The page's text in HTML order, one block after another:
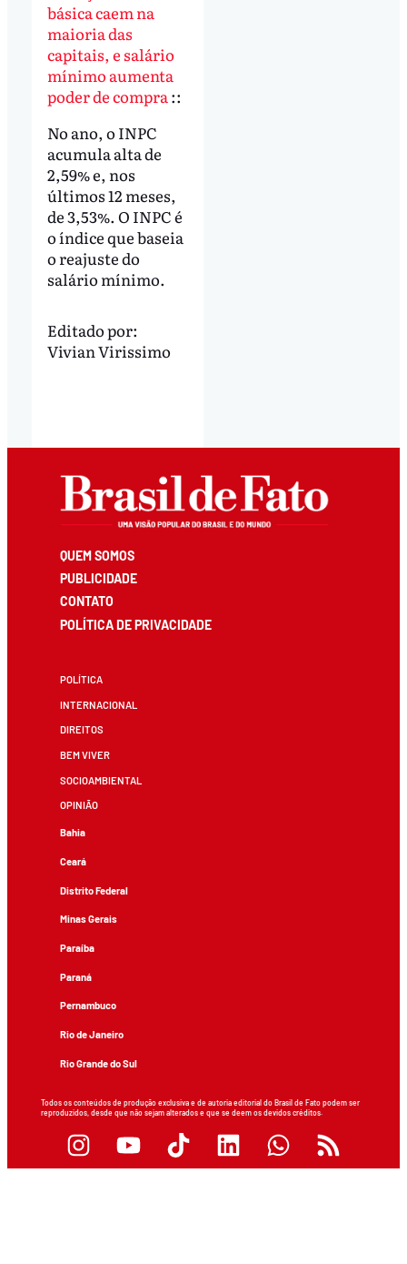
básica caem na
maioria das
capitais, e salário
mínimo aumenta
poder de compra ::
No ano, o INPC
acumula alta de
2,59% e, nos
últimos 12 meses,
de 3,53%. O INPC é
o índice que baseia
o reajuste do
salário mínimo.
Editado por:
Vivian Virissimo
QUEM SOMOS
PUBLICIDADE
CONTATO
POLÍTICA DE PRIVACIDADE
POLÍTICA
INTERNACIONAL
DIREITOS
BEM VIVER
SOCIOAMBIENTAL
OPINIÃO
Bahia
Ceará
Distrito Federal
Minas Gerais
Paraíba
Paraná
Pernambuco
Rio de Janeiro
Rio Grande do Sul
Todos os conteúdos de produção exclusiva e de autoria editorial do Brasil de Fato podem ser
reproduzidos, desde que não sejam alterados e que se deem os devidos créditos.